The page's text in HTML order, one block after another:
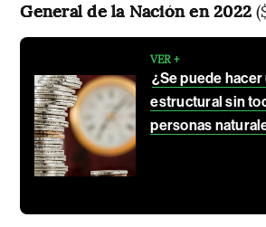
General de la Nación en 2022
VER +
¿Se puede
estructural sin
personas